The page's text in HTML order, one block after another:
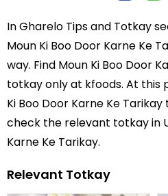
InGharelo Tips and Totkay
Moun Ki Boo Door Karne Ke
way. Find Moun Ki Boo Door
totkayonly at kfoods. At this
Ki Boo Door Karne Ke
check the relevant totkay in
Karne Ke Tarikay.
Relevant Totkay